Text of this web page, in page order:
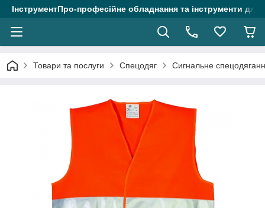
ІнструментПро-професійне обладнання та інструменти для
Товари та послуги Спецодяг Сигнальне